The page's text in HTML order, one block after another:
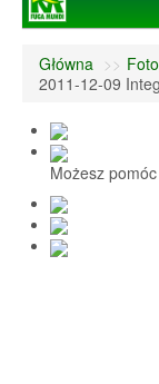
O Fundacji
1,5% i darowizny
Nasi Beneficjenci
Ośrodek Reh-
Sprawozdania
Główna >>
2011-12-09
Możesz